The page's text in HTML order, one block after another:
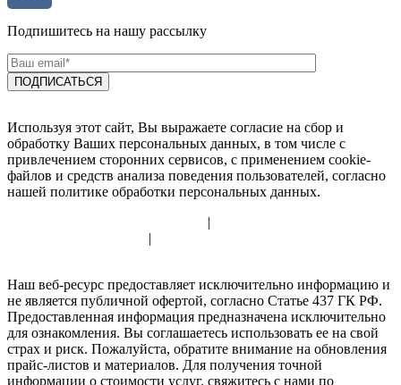
Подпишитесь на нашу рассылку
Используя этот сайт, Вы выражаете согласие на сбор и
обработку Ваших персональных данных, в том числе с
привлечением сторонних сервисов, с применением cookie-
файлов и средств анализа поведения пользователей, согласно
нашей политике обработки персональных данных.
|
|
Наш веб-ресурс предоставляет исключительно информацию и
не является публичной офертой, согласно Статье 437 ГК РФ.
Предоставленная информация предназначена исключительно
для ознакомления. Вы соглашаетесь использовать ее на свой
страх и риск. Пожалуйста, обратите внимание на обновления
прайс-листов и материалов. Для получения точной
информации о стоимости услуг, свяжитесь с нами по